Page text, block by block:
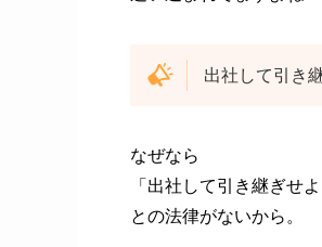
出社して引き
なぜなら
「出社して引き継ぎせよ
との法律がないから。